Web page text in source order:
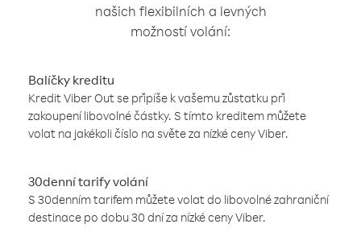
našich flexibilních a levných
možností volání:
Balíčky kreditu
Kredit Viber Out se připíše k vašemu zůstatku při
zakoupení libovolné částky. S tímto kreditem můžete
volat na jakékoli číslo na světe za nízké ceny Viber.
30denní tarify volání
S 30denním tarifem můžete volat do libovolné zahraniční
destinace po dobu 30 dní za nízké ceny Viber.